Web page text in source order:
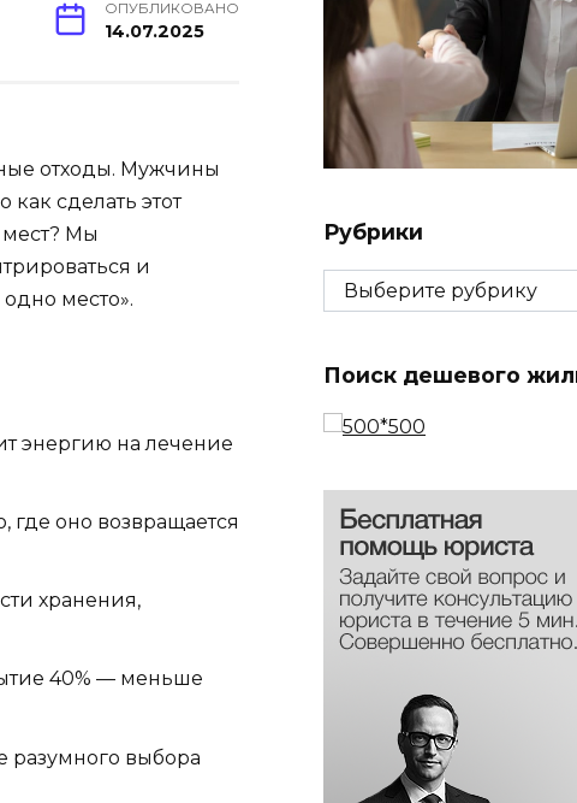
ОПУБЛИКОВАНО
14.07.2025
отходы. Мужчины
сделать этот
Мы
и
место».
энергию на лечение
где оно возвращается
хранения,
40% — меньше
разумного выбора
Рубрики
Рубрики
Поиск дешевого